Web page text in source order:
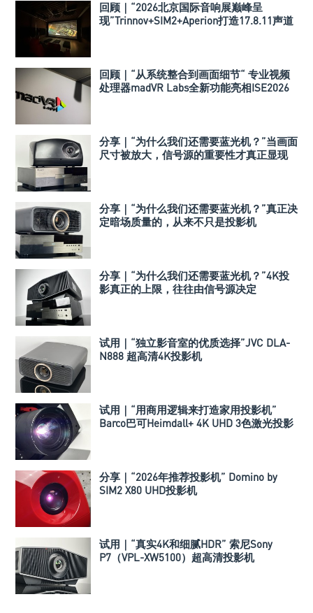
回顾｜“2026北京国际音响展巅峰呈
现”Trinnov+SIM2+Aperion打造17.8.11声道
回顾｜“从系统整合到画面细节“ 专业视频
处理器madVR Labs全新功能亮相ISE2026
分享｜“为什么我们还需要蓝光机？”当画面
尺寸被放大，信号源的重要性才真正显现
分享｜“为什么我们还需要蓝光机？”真正决
定暗场质量的，从来不只是投影机
分享｜“为什么我们还需要蓝光机？”4K投
影真正的上限，往往由信号源决定
试用｜“独立影音室的优质选择”JVC DLA-
N888 超高清4K投影机
试用｜“用商用逻辑来打造家用投影机”
Barco巴可Heimdall+ 4K UHD 3色激光投影
分享｜“2026年推荐投影机” Domino by
SIM2 X80 UHD投影机
试用｜“真实4K和细腻HDR” 索尼Sony
P7（VPL-XW5100）超高清投影机